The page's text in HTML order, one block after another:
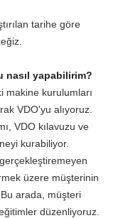
tarihe göre
nasıl yapabilirim?
makine kurulumları
VDO'yu alıyoruz.
VDO kılavuzu ve
kurabiliyor.
üzere müşterinin
arada, müşteri
düzenliyoruz.